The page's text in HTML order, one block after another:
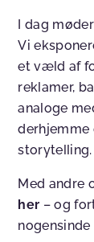
I dag
Vi
et væld af
reklamer,
analoge
derhjemme
storytelling.
Med andre
her – og
nogensinde